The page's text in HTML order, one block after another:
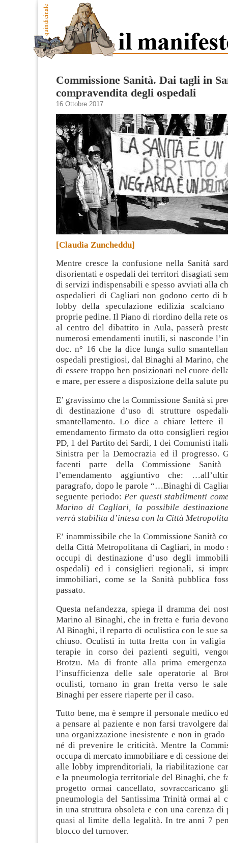
Commissione Sanità. Dai tagli in
compravendita degli ospedali
16 Ottobre 2017
[Claudia Zuncheddu]
Mentre cresce la confusione nella Sanità
disorientati e ospedali dei territori disagiati
di servizi indispensabili e spesso avviati alla
ospedalieri di Cagliari non godono certo di
lobby della speculazione edilizia
proprie pedine.Il Piano di riordino della rete
al centro del dibattito in Aula, passerà
numerosi emendamenti inutili, si nasconde
doc. n° 16 che la dice lunga sullo
ospedali prestigiosi, dal Binaghi al Marino,
di essere troppo ben posizionati nel cuore
e mare, per essere a disposizione della salute
E’ gravissimo che la Commissione Sanità si
di destinazione d’uso di strutture
smantellamento. Lo dice a chiare lettere il
emendamento firmato da otto consiglieri
PD, 1 del Partito dei Sardi, 1 dei Comunisti
Sinistra per la Democrazia ed il progresso.
facenti parte della Commissione Sanità
l’emendamento aggiuntivo che:
paragrafo, dopo le parole “…Binaghi di
seguente periodo:Per questi stabilimenti
Marino di Cagliari, la possibile
verrà stabilita d’intesa con la Città
E’ inammissibile che la Commissione Sanità
della Città Metropolitana di Cagliari, in modo
occupi di destinazione d’uso degli
ospedali) ed i consiglieri regionali, si
immobiliari, come se la Sanità pubblica
passato.
Questa nefandezza, spiega il dramma dei
Marino al Binaghi, che in fretta e furia
Al Binaghi, il reparto di oculistica con le sue
chiuso. Oculisti in tutta fretta con in valigia
terapie in corso dei pazienti seguiti,
Brotzu. Ma di fronte alla prima
l’insufficienza delle sale operatorie al
oculisti, tornano in gran fretta verso le
Binaghi per essere riaperte per il caso.
Tutto bene, ma è sempre il personale medico
a pensare al paziente e non farsi travolgere
una organizzazione inesistente e non in
né di prevenire le criticità. Mentre la
occupa di mercato immobiliare e di cessione
alle lobby imprenditoriali, la riabilitazione
e la pneumologia territoriale del Binaghi, che
progetto ormai cancellato, sovraccaricano
pneumologia del Santissima Trinità ormai al
in una struttura obsoleta e con una carenza di
quasi al limite della legalità. In tre anni 7
blocco del turnover.